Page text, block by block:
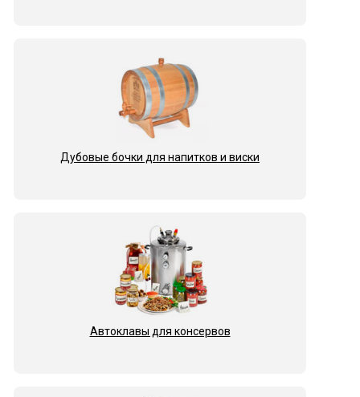
Дубовые бочки для напитков и виски
Автоклавы для консервов